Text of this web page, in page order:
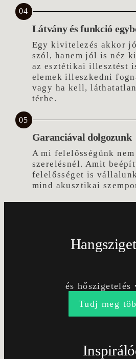
04
Látvány és funkció
Egy kivitelezés akkor
szól, hanem jól is néz
az esztétikai illesztést
elemek illeszkedni
vagy ha kell,
térbe.
05
Garanciával dolgozunk
A mi felelősségünk nem
szerelésnél. Amit
felelősséget is
mind akusztikai
és hőszigetelés
Tudj meg